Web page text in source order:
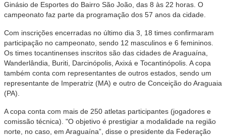
Ginásio de Esportes do Bairro São João, das 8 às 22 horas. O
campeonato faz parte da programação dos 57 anos da cidade.
Com inscrições encerradas no último dia 3, 18 times confirmaram
participação no campeonato, sendo 12 masculinos e 6 femininos.
Os times tocantinenses inscritos são das cidades de Araguaína,
Wanderlândia, Buriti, Darcinópolis, Axixá e Tocantinópolis. A copa
também conta com representantes de outros estados, sendo um
representante de Imperatriz (MA) e outro de Conceição do Araguaia
(PA).
A copa conta com mais de 250 atletas participantes (jogadores e
comissão técnica). "O objetivo é prestigiar a modalidade na região
norte, no caso, em Araguaína”, disse o presidente da Federação